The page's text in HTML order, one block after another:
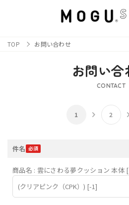
TOP お問い合わせ
お問い合
CONTACT
件名
商品名 : 雲にさわる夢クッション 本体